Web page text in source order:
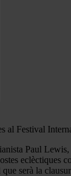
al Festival
Paul
eclèctiques
serà la